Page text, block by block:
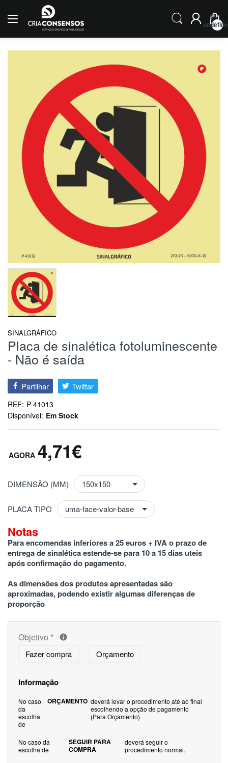
SINALGRÁFICO
Placa de sinalética fotoluminescente
- Não é saída
Partilhar Twittar
REF: P 41013
Disponível: Em Stock
4,71€
DIMENSÃO (MM)
PLACA TIPO
Notas
Para encomendas inferiores a 25 euros + IVA o prazo de
entrega de sinalética estende-se para 10 a 15 dias uteis
após confirmação do pagamento.
As dimensões dos produtos apresentadas são
aproximadas, podendo existir algumas diferenças de
proporção
Objetivo *
Fazer compra Orçamento
Informação
No caso
da
escolha
de
ORÇAMENTO deverá levar o procedimento até ao final
escolhendo a opção de pagamento
(Para Orçamento)
No caso da
escolha de
SEGUIR PARA
COMPRA
deverá seguir o
procedimento normal.